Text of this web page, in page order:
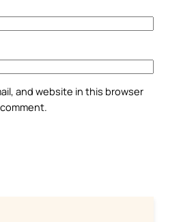
and website in this browser